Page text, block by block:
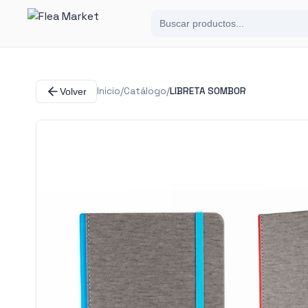
Volver Inicio/Catálogo/LIBRETA SOMBOR